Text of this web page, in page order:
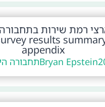
רמת שירות בתחבורה
results
appendix
Bryan Epsteinתחבורה